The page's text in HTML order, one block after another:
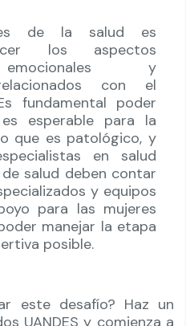
de la salud es
los aspectos
y
con el
fundamental poder
esperable para la
que es patológico, y
en salud
salud deben contar
y equipos
para las mujeres
manejar la etapa
posible.
este desafío? Haz un
UANDES y comienza a